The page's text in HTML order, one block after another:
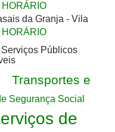
da Granja - Vila
Públicos
Transportes e
Segurança Social
de